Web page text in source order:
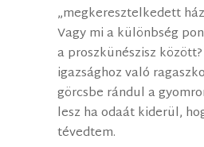
„megkeresztelkedett
Vagy mi a különbség
a proszkünészisz
igazsághoz való
görcsbe rándul a
lesz ha odaát kiderül,
tévedtem.